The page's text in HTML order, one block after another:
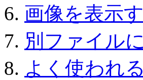
画像を表示
別ファイル
よく使われ